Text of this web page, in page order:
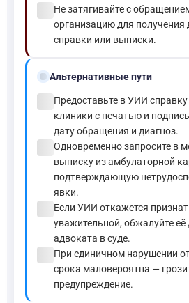
Не затягивайте с
организацию для
справки или выписки.
alt_routeАльтернативные пути
Предоставьте в УИИ справку
клиники с печатью и
дату обращения и диагноз.
Одновременно запросите в
выписку из амбулаторной
подтверждающую
явки.
Если УИИ откажется
уважительной, обжалуйте её
адвоката в суде.
При единичном нарушении
срока маловероятна —
предупреждение.